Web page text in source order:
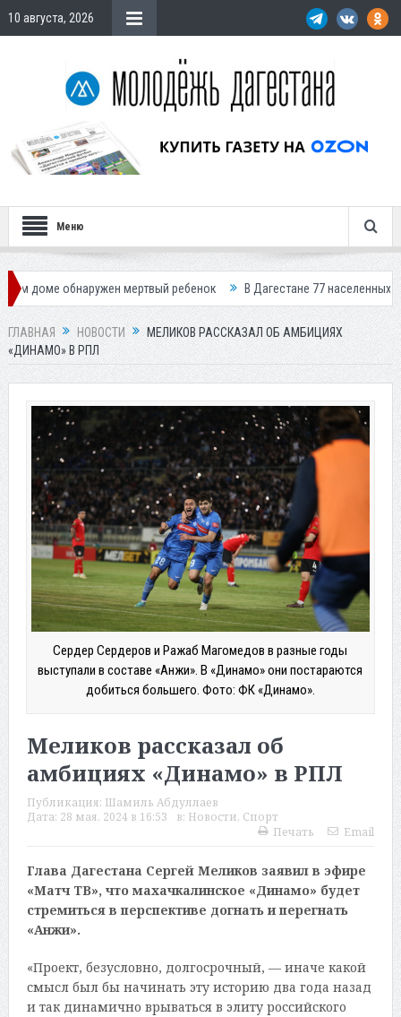
10 августа, 2026
Меню
мертвый ребенок В Дагестане 77 населенных пунктов
ГЛАВНАЯ НОВОСТИ
МЕЛИКОВ РАССКАЗАЛ ОБ АМБИЦИЯХ
«ДИНАМО» В РПЛ
Сердер Сердеров и Ражаб Магомедов в разные годы
выступали в составе «Анжи». В «Динамо» они постараются
добиться большего. Фото: ФК «Динамо».
Меликов рассказал об
амбициях «Динамо» в РПЛ
Публикация: Шамиль Абдуллаев
Дата: 28 мая, 2024 в 16:53 в: Новости, Спорт
Печать
Email
Глава Дагестана Сергей Меликов заявил в эфире
«Матч ТВ», что махачкалинское «Динамо» будет
стремиться в перспективе догнать и перегнать
«Анжи».
«Проект, безусловно, долгосрочный, — иначе какой
смысл был бы начинать эту историю два года назад
и так динамично врываться в элиту российского